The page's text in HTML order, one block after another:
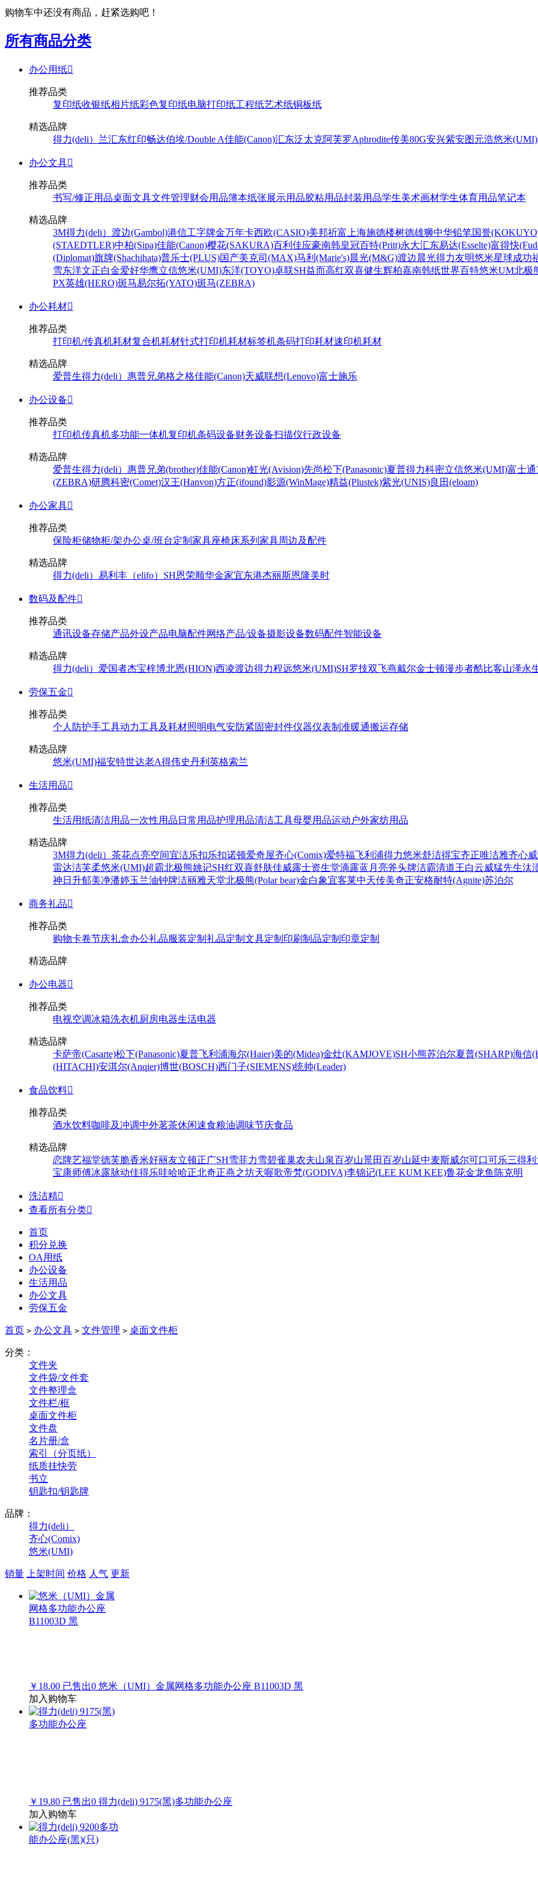
购物车中还没有商品，赶紧选购吧！
所有商品分类
办公用纸
推荐品类
复印纸收银纸相片纸彩色复印纸电脑打印纸工程纸艺术纸铜板纸
精选品牌
得力(deli） 兰汇东红印畅达伯埃/Double A佳能(Canon)汇东泛太克阿芙罗Aphrodite传美80G安兴紫安图元浩悠米(UMI)
办公文具
推荐品类
书写/修正用品桌面文具文件管理财会用品簿本纸张展示用品胶粘用品封装用品学生美术画材学生体育用品笔记本
精选品牌
3M得力(deli） 渡边(Gambol)港信工字牌金万年卡西欧(CASIO)美邦祈富 上海施德楼树德雄狮中华铅笔国誉
(STAEDTLER)中柏(Sipa)佳能(Canon)樱花(SAKURA)百利佳应豪南韩皇冠百特(Pritt)永大汇东易达(Esselte)富得快
(Diplomat)旗牌(Shachihata)普乐士(PLUS)国产美克司(MAX)马利(Marie's)晨光(M&G)渡边 晨光得力友明悠米星球成功
雪东洋文正白金爱好华鹰立信悠米(UMI)东洋(TOYO)卓联SH益而高红双喜健生辉柏嘉南韩纸世界百特悠米UM北极
PX英雄(HERO)斑马易尔拓(YATO)斑马(ZEBRA)
办公耗材
推荐品类
打印机/传真机耗材复合机耗材针式打印机耗材标签机条码打印耗材速印机耗材
精选品牌
爱普生得力(deli） 惠普兄弟格之格佳能(Canon)天威联想(Lenovo)富士施乐
办公设备
推荐品类
打印机传真机多功能一体机复印机条码设备财务设备扫描仪行政设备
精选品牌
爱普生得力(deli） 惠普兄弟(brother)佳能(Canon)虹光(Avision)先尚松下(Panasonic)夏普得力科密立信悠米(UMI)富士通
(ZEBRA)研腾科密(Comet)汉王(Hanvon)方正(ifound)影源(WinMage)精益(Plustek)紫光(UNIS)良田(eloam)
办公家具
推荐品类
保险柜储物柜/架办公桌/班台定制家具座椅床系列 家具周边及配件
精选品牌
得力(deli） 易利丰（elifo） SH恩荣顺华金家宜东港杰丽斯恩隆美时
数码及配件
推荐品类
通讯设备存储产品外设产品电脑配件网络产品/设备摄影设备数码配件智能设备
精选品牌
得力(deli） 爱国者杰宝梓博北恩(HION)西凌渡边得力程远悠米(UMI)SH罗技双飞燕戴尔金士顿漫步者酷比客山泽永
劳保五金
推荐品类
个人防护手工具动力工具及耗材照明电气安防紧固密封件仪器仪表制准暖通搬运存储
精选品牌
悠米(UMI)福安特世达老A得伟史丹利 英格索兰
生活用品
推荐品类
生活用纸清洁用品一次性用品 日常用品护理用品清洁工具母婴用品运动户外家纺用品
精选品牌
3M得力(deli） 茶花点亮空间宜洁乐扣乐扣诺顿爱奇屋齐心(Comix)爱特福飞利浦得力悠米舒洁得宝齐正唯洁雅齐心
雷达洁芙柔悠米(UMI)超霸北极熊姚记SH红双喜舒肤佳威露士资生堂滴露蓝月亮斧头牌洁霸清道王白云威猛先生汰
神 日升郁美净潘婷玉兰油钟牌洁丽雅天堂北极熊(Polar bear)金白象宜客莱中天传美奇正安格耐特(Agnite)苏泊尔
商务礼品
推荐品类
购物卡卷节庆礼盒办公礼品服装定制 礼品定制 文具定制 印刷制品定制 印章定制
精选品牌
办公电器
推荐品类
电视空调冰箱洗衣机厨房电器生活电器
精选品牌
卡萨帝(Casarte)松下(Panasonic)夏普飞利浦海尔(Haier)美的(Midea)金灶(KAMJOVE)SH小熊苏泊尔夏普(SHARP)海信
(HITACHI)安淇尔(Anqier)博世(BOSCH)西门子(SIEMENS)统帅(Leader)
食品饮料
推荐品类
酒水饮料咖啡及冲调中外茗茶休闲速食粮油调味节庆食品
精选品牌
恋牌艺福堂德芙脆香米好丽友立顿正广SH雪菲力雪碧雀巢农夫山泉百岁山景田百岁山延中麦斯威尔可口可乐三得利
宝康师傅冰露脉动佳得乐哇哈哈正北奇正燕之坊天喔歌帝梵(GODIVA)李锦记(LEE KUM KEE)鲁花金龙鱼 陈克明
洗洁精
查看所有分类
首页
积分兑换
OA用纸
办公设备
生活用品
办公文具
劳保五金
首页 > 办公文具 > 文件管理 > 桌面文件柜
分类：
文件夹
文件袋/文件套
文件整理盒
文件栏/框
桌面文件柜
文件盘
名片册/盒
索引（分页纸）
纸质挂快劳
书立
钥匙扣/钥匙牌
品牌：
得力(deli）
齐心(Comix)
悠米(UMI)
销量 上架时间 价格 人气 更新
￥18.00 已售出0 悠米（UMI）金属网格多功能办公座 B11003D 黑
加入购物车
￥19.80 已售出0 得力(deli) 9175(黑)多功能办公座
加入购物车